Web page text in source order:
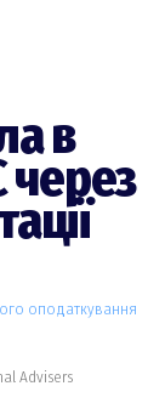
в
через
оподаткування
Advisers